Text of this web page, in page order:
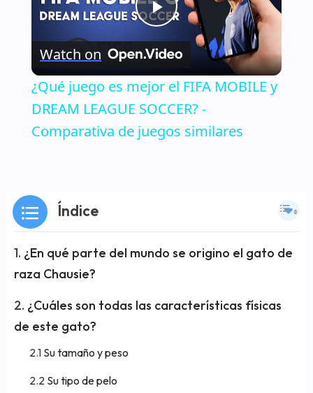
Play
Video
Watch on
¿Qué juego es mejor el FIFA MOBILE y
DREAM LEAGUE SOCCER? -
Comparativa de juegos similares
Índice
¿En qué parte del mundo se origino el gato de
raza Chausie?
¿Cuáles son todas las características físicas
de este gato?
Su tamaño y peso
Su tipo de pelo